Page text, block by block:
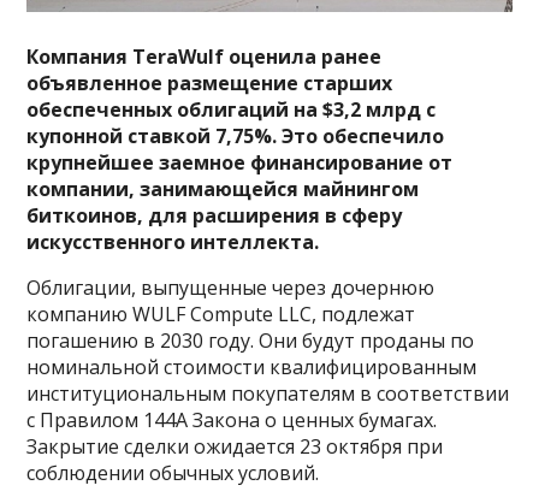
Компания TeraWulf оценила ранее
объявленное размещение старших
обеспеченных облигаций на $3,2 млрд с
купонной ставкой 7,75%. Это обеспечило
крупнейшее заемное финансирование от
компании, занимающейся майнингом
биткоинов, для расширения в сферу
искусственного интеллекта.
Облигации, выпущенные через дочернюю
компанию WULF Compute LLC, подлежат
погашению в 2030 году. Они будут проданы по
номинальной стоимости квалифицированным
институциональным покупателям в соответствии
с Правилом 144A Закона о ценных бумагах.
Закрытие сделки ожидается 23 октября при
соблюдении обычных условий.